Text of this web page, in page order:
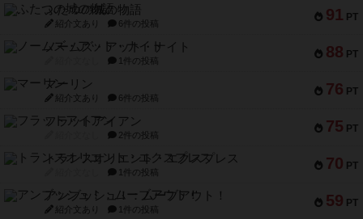
91 PT
ふたつの城の物語
紹介文あり 6件の投稿
88 PT
ノームズ・アット・ナイト
1件の投稿
76 PT
マーリン
紹介文あり 6件の投稿
75 PT
フラットアイアン
2件の投稿
70 PT
トランスオリエント・エクスプレス
1件の投稿
59 PT
アンブッシュ！：ムーブアウト！
紹介文あり 1件の投稿